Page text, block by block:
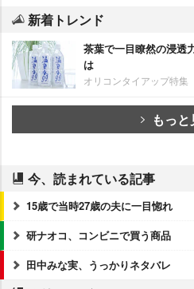
新着トレンド
茶葉で一目瞭然の浸透
は
オリコンタイアップ特集
もっと
今、読まれている記事
15歳で当時27歳の夫に一目惚れ
研ナオコ、コンビニで買う商品
田中みな実、うっかりネタバレ